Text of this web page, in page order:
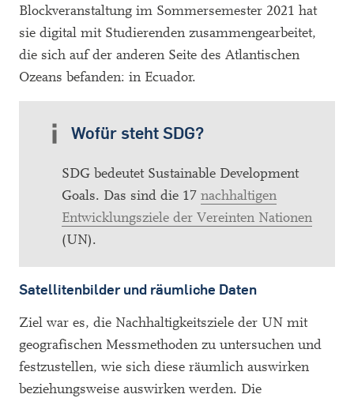
Blockveranstaltung im Sommersemester 2021 hat
sie digital mit Studierenden zusammengearbeitet,
die sich auf der anderen Seite des Atlantischen
Ozeans befanden: in Ecuador.
Wofür steht SDG?
SDG bedeutet Sustainable Development
Goals. Das sind die 17 nachhaltigen
Entwicklungsziele der Vereinten Nationen
(UN).
Satellitenbilder und räumliche Daten
Ziel war es, die Nachhaltigkeitsziele der UN mit
geografischen Messmethoden zu untersuchen und
festzustellen, wie sich diese räumlich auswirken
beziehungsweise auswirken werden. Die